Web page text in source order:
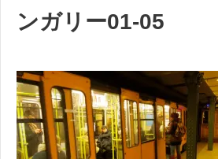
ンガリー01-05